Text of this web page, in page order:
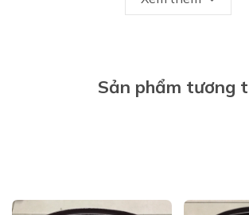
thiện bàn tay và rất dễ
Chất liệu Lưỡi inox,
Sản phẩm tương